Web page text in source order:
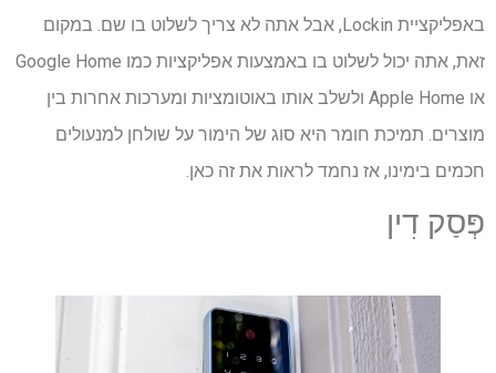
באפליקציית Lockin, אבל אתה לא צריך לשלוט בו שם. במקום
זאת, אתה יכול לשלוט בו באמצעות אפליקציות כמו Google Home
או Apple Home ולשלב אותו באוטומציות ומערכות אחרות בין
מוצרים. תמיכת חומר היא סוג של הימור על שולחן למנעולים
חכמים בימינו, אז נחמד לראות את זה כאן.
פְּסַק דִין